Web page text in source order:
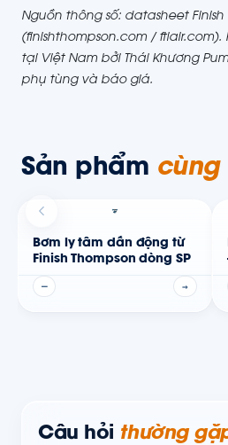
Nguồn thông số: datasheet Finish
(finishthompson.com /
tại Việt Nam bởi Thái Khương
phụ tùng và báo giá.
Sản phẩm cùng
Bơm ly tâm dẫn động từ
Finish Thompson dòng SP
— →
Câu hỏi thường